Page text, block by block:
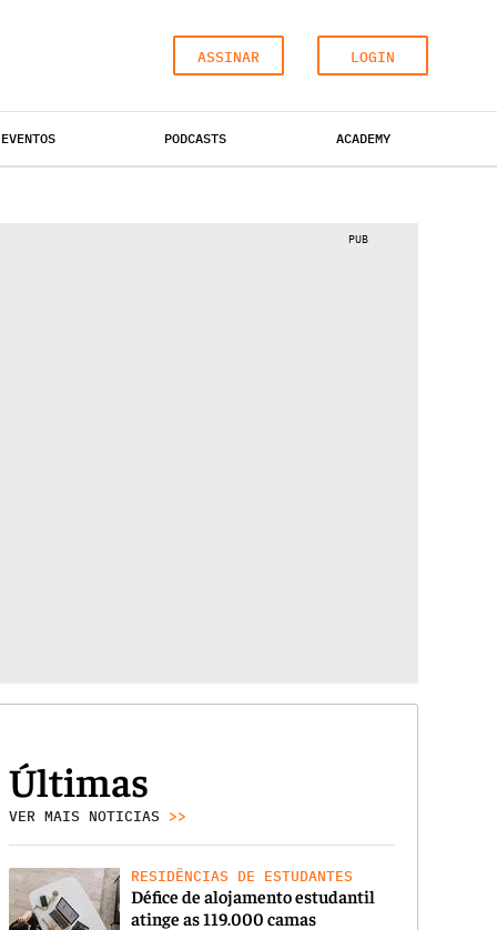
ASSINAR LOGIN
EVENTOS PODCASTS ACADEMY
PUB
Últimas
VER MAIS NOTICIAS >>
RESIDÊNCIAS DE ESTUDANTES
Défice de alojamento estudantil
atinge as 119.000 camas